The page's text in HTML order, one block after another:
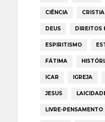
CIÊNCIA
DEUS DIREITOS
ESPIRITISMO
FÁTIMA
ICAR IGREJA
JESUS
LIVRE-PENSAMENTO